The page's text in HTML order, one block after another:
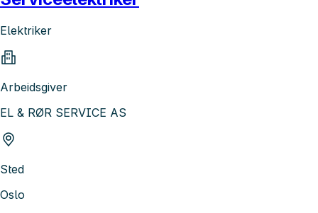
Elektriker
Arbeidsgiver
EL & RØR SERVICE AS
Sted
Oslo